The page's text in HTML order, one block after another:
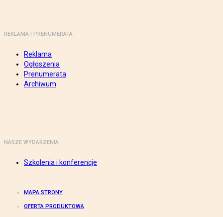
REKLAMA I PRENUMERATA
Reklama
Ogłoszenia
Prenumerata
Archiwum
NASZE WYDARZENIA
Szkolenia i konferencje
MAPA STRONY
OFERTA PRODUKTOWA